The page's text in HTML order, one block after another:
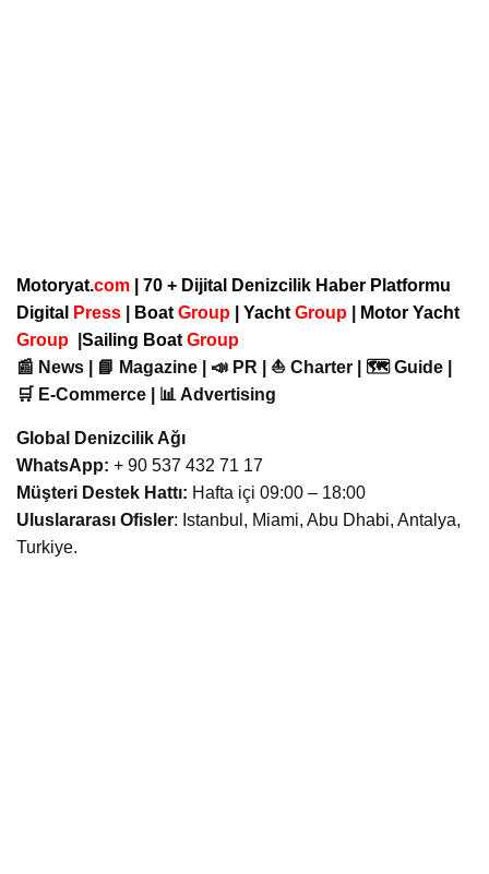
Motoryat.com | 70 + Dijital Denizcilik Haber Platformu
Digital
Press Boat Group Yacht Group
Motor Yacht
Group
Sailing Boat Group
📰 News | 📘 Magazine | 📣 PR | ⛵ Charter | 🗺️ Guide |
🛒 E-Commerce | 📊 Advertising
Global Denizcilik Ağı
WhatsApp: + 90 537 432 71 17
Müşteri Destek Hattı: Hafta içi 09:00 – 18:00
Uluslararası Ofisler: Istanbul, Miami, Abu Dhabi, Antalya,
Turkiye.